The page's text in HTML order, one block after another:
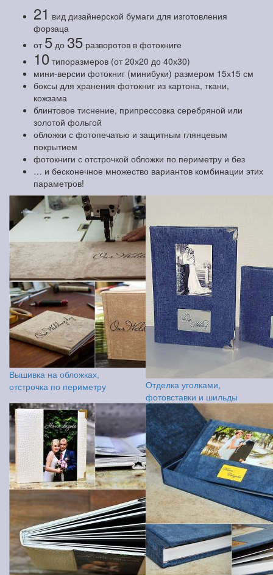
21 вид дизайнерской бумаги для изготовления
форзаца
от 5 до 35 разворотов в фотокниге
10 типоразмеров (от 20х20 до 40х30)
мини-версии фотокниг (минибуки) размером 15х15 см
боксы для хранения фотокниг из картона, ткани,
кожзама
блинтовое тиснение, припрессовка серебряной или
золотой фольгой
обложки с фотопечатью и защитным глянцевым
покрытием
фотокниги с отстрочкой обложки по периметру и без
… и бесконечное множество вариантов комбинации этих
параметров!
Вышивка на обложках,
отстрочка по периметру
Отделка уголками,
фотовставки и шильды